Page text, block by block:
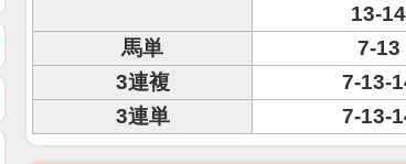
13-14
馬単
7-13
3連複
7-13-
3連単
7-13-